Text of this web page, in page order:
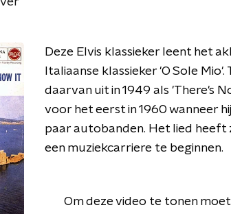
Deze Elvis klassieker leent het
Italiaanse klassieker 'O Sole
daarvan uit in 1949 als 'There's
voor het eerst in 1960 wanneer
paar autobanden. Het lied heeft
een muziekcarriere te beginnen.
Om deze video te tonen moet